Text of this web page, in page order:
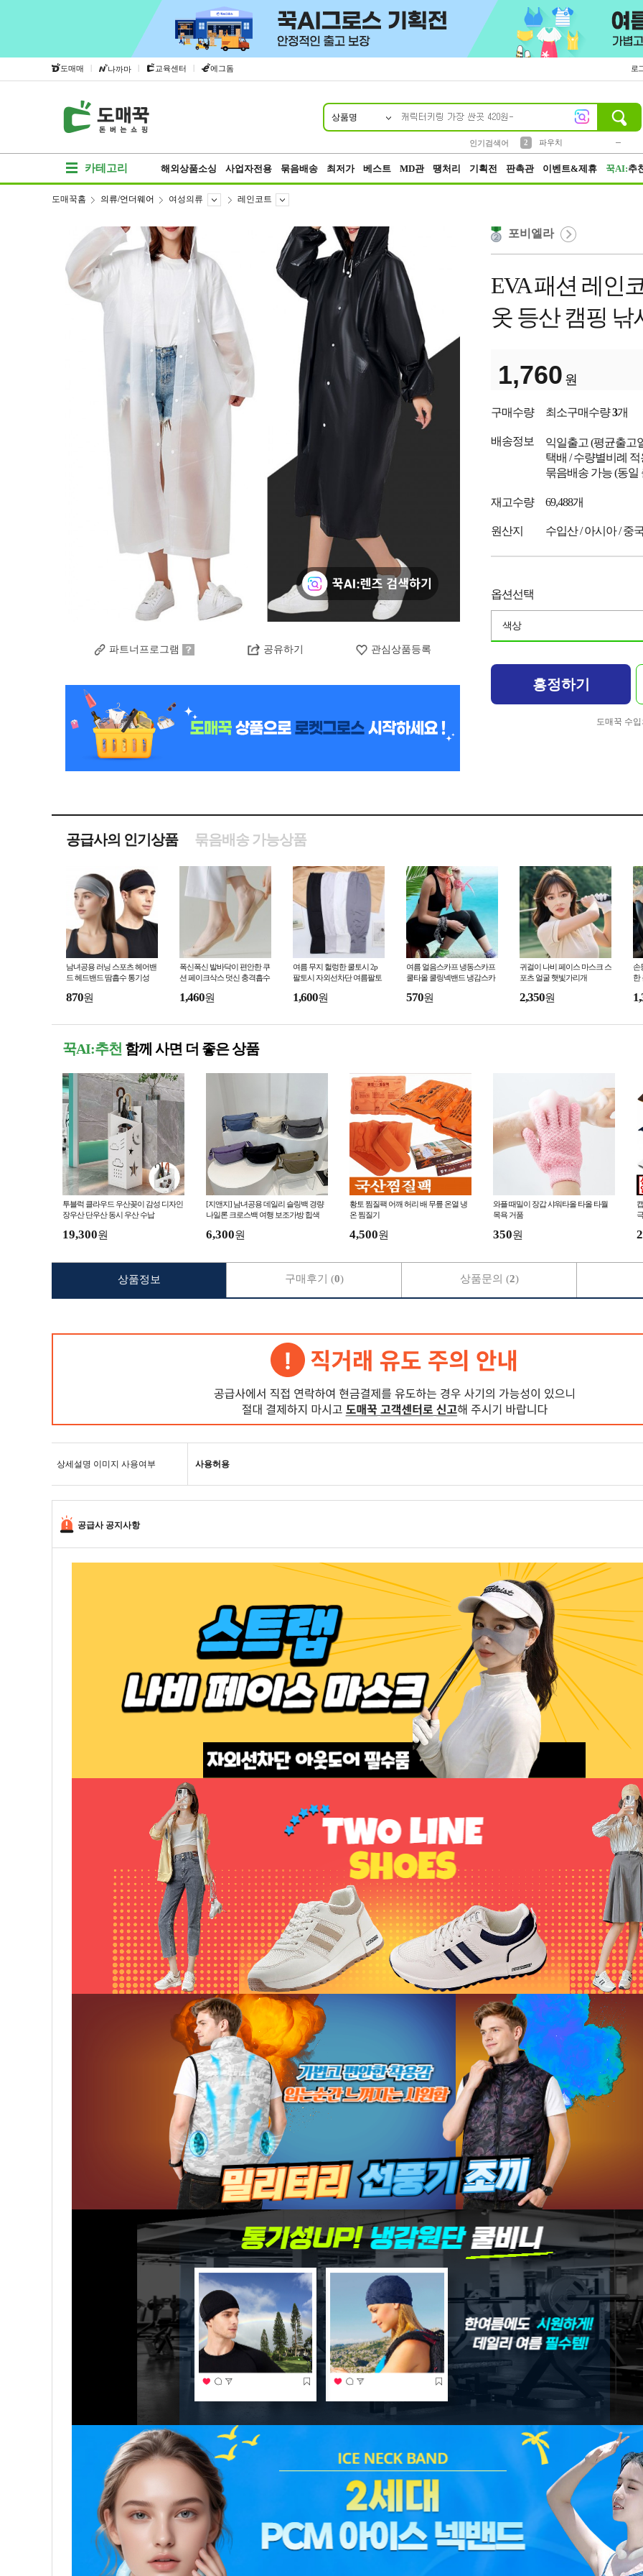
도매매 | 나까마 | 교육센터 | 에그돔 로
상품명
인기검색어
2
파우치
카테고리 해외상품소싱 사업자전용 묶음배송 최저가 베스트 MD관 땡처리 기획전 판촉관 이벤트&제휴 꾹AI:추
도매꾹홈 의류/언더웨어 여성의류 레인코트
파트너프로그램 공유하기 관심상품등록
포비엘라
EVA 패션 레인
옷 등산 캠핑 낚
1,760 원
구매수량 최소구매수량3개
배송정보 익일출고 (평균출고
택배 / 수량별비례
묶음배송 가능 (동일
재고수량 69,488개
원산지 수입산 / 아시아 / 중
옵션선택
색상
흥정하기
도매꾹 수
공급사의 인기상품 묶음배송 가능상품
남녀공용 러닝 스포츠 헤어밴
드 헤드밴드 땀흡수 통기성
870원
폭신폭신 발바닥이 편안한 쿠
션 페이크삭스 덧신 충격흡수
1,460원
여름 무지 헐렁한 쿨토시 2p
팔토시 자외선차단 여름팔토
1,600원
여름 얼음스카프 냉동스카프
쿨타올 쿨링넥밴드 냉감스카
570원
귀걸이 나비 페이스 마스크 스
포츠 얼굴 햇빛가리개
2,350원
손
한
꾹AI:추천 함께 사면 더 좋은 상품
투블럭 클라우드 우산꽂이 감성 디자인
장우산 단우산 동시 우산 수납
19,300원
[지앤지] 남녀공용 데일리 슬링백 경량
나일론 크로스백 여행 보조가방 힙색
6,300원
황토 찜질팩 어깨 허리 배 무릎 온열 냉
온 찜질기
4,500원
와플 때밀이 장갑 샤워타올 타올 타월
목욕 거품
350원
상세설명 이미지 사용여부 사용허용
공급사 공지사항
상품정보 구매후기 (0) 상품문의 (2)